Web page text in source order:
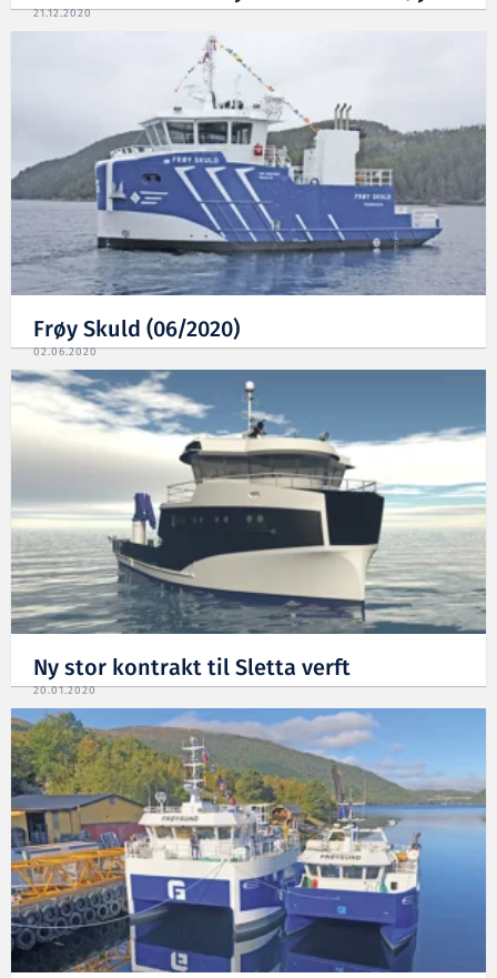
21.12.2020
Frøy Skuld (06/2020)
02.06.2020
Ny stor kontrakt til Sletta verft
20.01.2020